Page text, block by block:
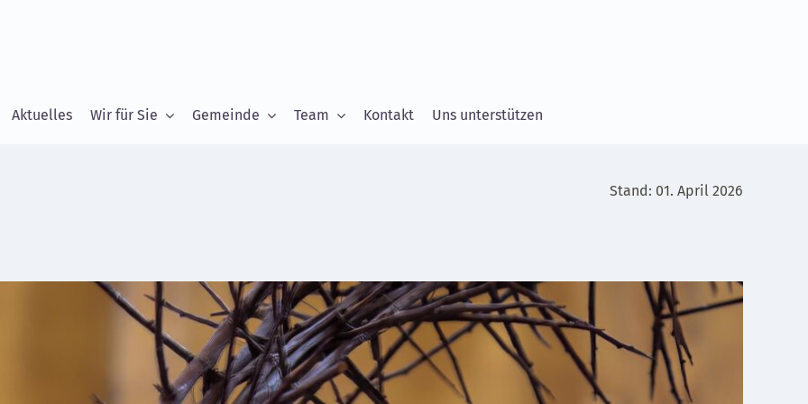
Aktuelles Wir für Sie Gemeinde Team Kontakt Uns unterstützen
Stand: 01. April 2026